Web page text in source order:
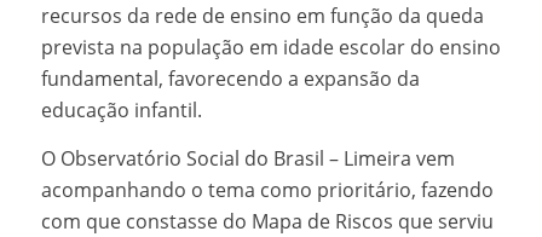
recursos da rede de ensino em função da queda
prevista na população em idade escolar do ensino
fundamental, favorecendo a expansão da
educação infantil.
O Observatório Social do Brasil – Limeira vem
acompanhando o tema como prioritário, fazendo
com que constasse do Mapa de Riscos que serviu